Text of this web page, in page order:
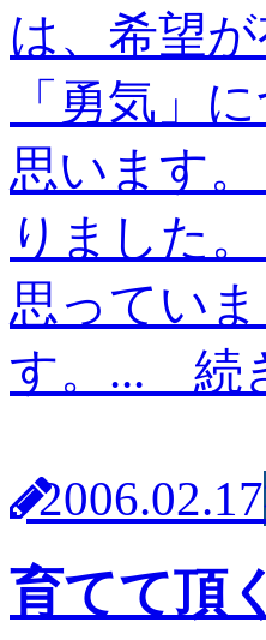
は、希望
「勇気」
思います
りました
思ってい
す。... 続
2006.02.17
育てて頂く